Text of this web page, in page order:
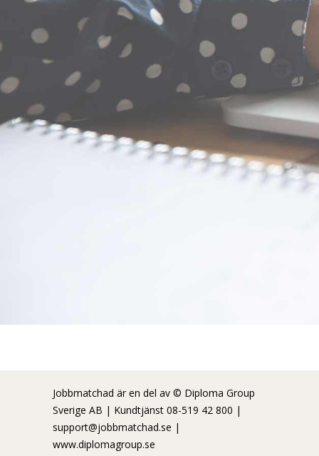
Jobbmatchad är en del av © Diploma Group
Sverige AB | Kundtjänst 08-519 42 800 |
support@jobbmatchad.se |
www.diplomagroup.se